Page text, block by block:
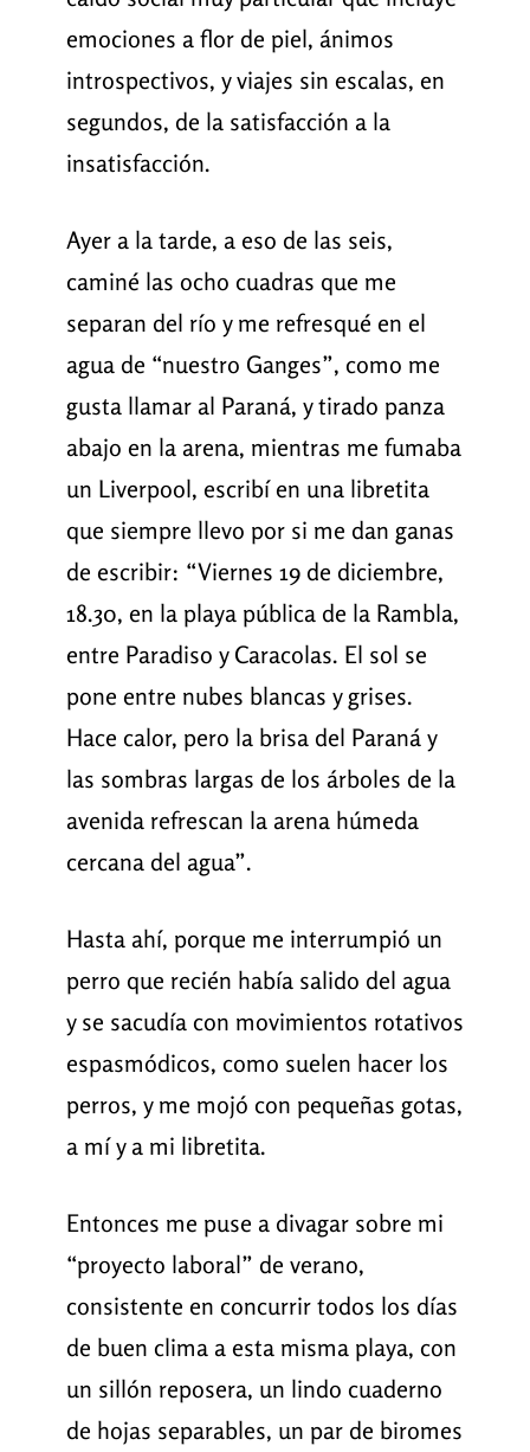
emociones a flor de piel, ánimos
introspectivos, y viajes sin escalas, en
segundos, de la satisfacción a la
insatisfacción.
Ayer a la tarde, a eso de las seis,
caminé las ocho cuadras que me
separan del río y me refresqué en el
agua de “nuestro Ganges”, como me
gusta llamar al Paraná, y tirado panza
abajo en la arena, mientras me fumaba
un Liverpool, escribí en una libretita
que siempre llevo por si me dan ganas
de escribir: “Viernes 19 de diciembre,
18.30, en la playa pública de la Rambla,
entre Paradiso y Caracolas. El sol se
pone entre nubes blancas y grises.
Hace calor, pero la brisa del Paraná y
las sombras largas de los árboles de la
avenida refrescan la arena húmeda
cercana del agua”.
Hasta ahí, porque me interrumpió un
perro que recién había salido del agua
y se sacudía con movimientos rotativos
espasmódicos, como suelen hacer los
perros, y me mojó con pequeñas gotas,
a mí y a mi libretita.
Entonces me puse a divagar sobre mi
“proyecto laboral” de verano,
consistente en concurrir todos los días
de buen clima a esta misma playa, con
un sillón reposera, un lindo cuaderno
de hojas separables, un par de biromes